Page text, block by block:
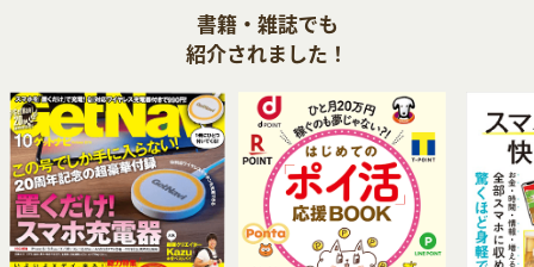
書籍・雑誌でも
紹介されました！